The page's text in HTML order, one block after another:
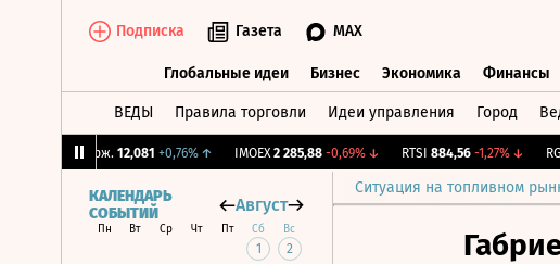
Подписка Газета MAX
Глобальные идеи Бизнес Экономика Финансы
ВЕДЫ Правила торговли Идеи управления Город
12,081 +0,76%↑ IMOEX 2 285,88 -0,69%↓ RTSI 884,56 -1,27%↓ RGBI
Ситуация на топливном
КАЛЕНДАРЬ
СОБЫТИЙ
Август
Пн Вт Ср Чт Пт Сб Вс
1 2